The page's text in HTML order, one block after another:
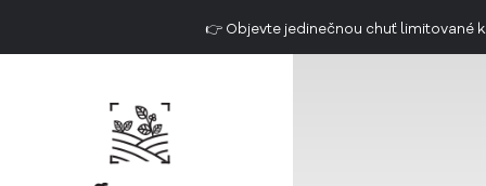
👉 Objevte jedinečnou chuť limitované
Doručení do 2. dne už od 49